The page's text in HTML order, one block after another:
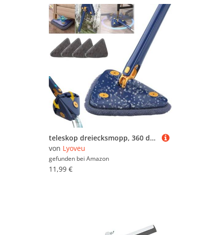
teleskop dreiecksmopp, 360 drehbarer wischer - anglemop,dreieckiger bodenwischer angelmop,angle mop,bad und fliesenwischer mit teleskopstiel,360 grad wischmopp flovida,dreieckiger 360-grad-reinigungsm
von Lyoveu
gefunden bei Amazon
11,99 €